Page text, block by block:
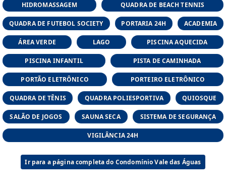
HIDROMASSAGEM QUADRA DE BEACH TENNIS
QUADRA DE FUTEBOL SOCIETY PORTARIA 24H ACADEMIA
ÁREA VERDE LAGO PISCINA AQUECIDA
PISCINA INFANTIL PISTA DE CAMINHADA
PORTÃO ELETRÔNICO PORTEIRO ELETRÔNICO
QUADRA DE TÊNIS QUADRA POLIESPORTIVA QUIOSQUE
SALÃO DE JOGOS SAUNA SECA SISTEMA DE SEGURANÇA
VIGILÂNCIA 24H
Ir para a página completa do Condomínio Vale das Águas